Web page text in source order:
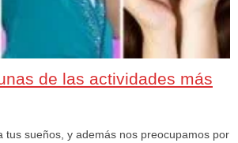
de las actividades más
tus sueños, y además nos preocupamos por